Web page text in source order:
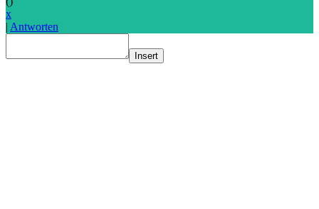
x
| Antworten
Insert